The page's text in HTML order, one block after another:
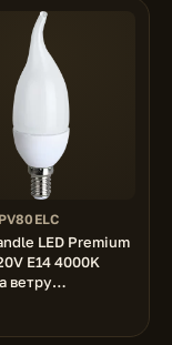
LED Premium
E14 4000K
ветру
129x37